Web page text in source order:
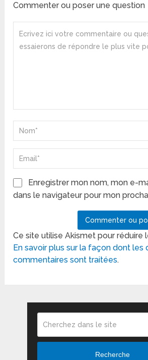
Commenter ou poser une question
Enregistrer mon nom, mon e-
dans le navigateur pour mon
Ce site utilise Akismet pour réduire
En savoir plus sur la façon dont les
commentaires sont traitées.
Recherche